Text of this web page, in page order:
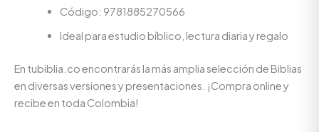
Código: 9781885270566
Ideal para estudio bíblico, lectura diaria y regalo
En tubiblia.co encontrarás la más amplia selección de Biblias
en diversas versiones y presentaciones. ¡Compra online y
recibe en toda Colombia!